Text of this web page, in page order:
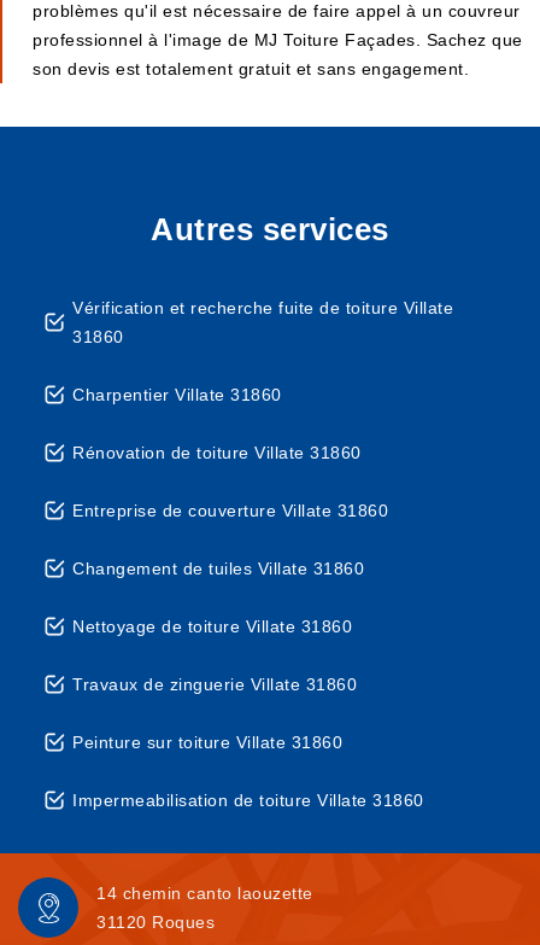
problèmes qu'il est nécessaire de faire appel à un couvreur
professionnel à l'image de MJ Toiture Façades. Sachez que
son devis est totalement gratuit et sans engagement.
Autres services
Vérification et recherche fuite de toiture Villate
31860
Charpentier Villate 31860
Rénovation de toiture Villate 31860
Entreprise de couverture Villate 31860
Changement de tuiles Villate 31860
Nettoyage de toiture Villate 31860
Travaux de zinguerie Villate 31860
Peinture sur toiture Villate 31860
Impermeabilisation de toiture Villate 31860
14 chemin canto laouzette
31120 Roques